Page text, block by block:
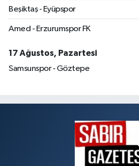
Beşiktaş - Eyüpspor
Amed - Erzurumspor FK
17 Ağustos, Pazartesi
Samsunspor - Göztepe